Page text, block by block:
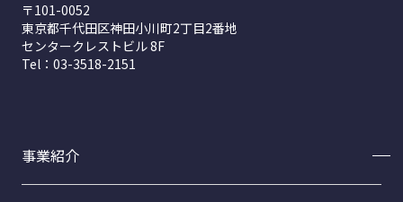
〒101-0052
東京都千代田区神田小川町2丁目2番地
センタークレストビル 8F
Tel：03-3518-2151
事業紹介